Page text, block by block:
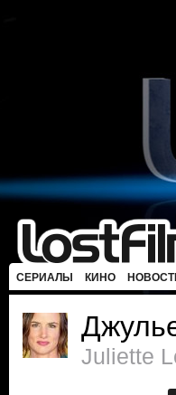
СЕРИАЛЫ КИНО
Juliette